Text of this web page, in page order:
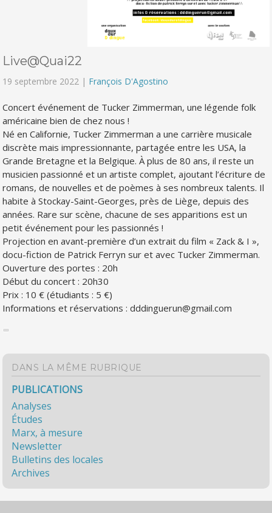
Live@Quai22
19 septembre 2022 | François D'Agostino
Concert événement de Tucker Zimmerman, une légende folk
américaine bien de chez nous !
Né en Californie, Tucker Zimmerman a une carrière musicale
discrète mais impressionnante, partagée entre les USA, la
Grande Bretagne et la Belgique. À plus de 80 ans, il reste un
musicien passionné et un artiste complet, ajoutant l’écriture de
romans, de nouvelles et de poèmes à ses nombreux talents. Il
habite à Stockay-Saint-Georges, près de Liège, depuis des
années. Rare sur scène, chacune de ses apparitions est un
petit événement pour les passionnés !
Projection en avant-première d’un extrait du film « Zack & I »,
docu-fiction de Patrick Ferryn sur et avec Tucker Zimmerman.
Ouverture des portes : 20h
Début du concert : 20h30
Prix : 10 € (étudiants : 5 €)
Informations et réservations : dddinguerun@gmail.com
DANS LA MÊME RUBRIQUE
PUBLICATIONS
Analyses
Études
Marx, à mesure
Newsletter
Bulletins des locales
Archives